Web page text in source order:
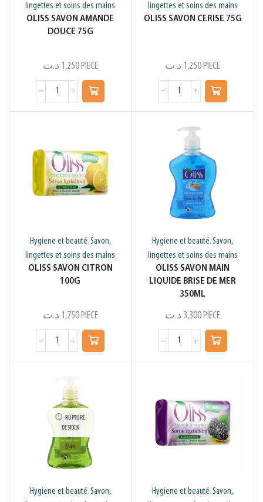
lingettes et soins des mains
OLISS SAVON AMANDE
DOUCE 75G
1,250 د.ت PIECE
lingettes et soins des mains
OLISS SAVON CERISE 75G
1,250 د.ت PIECE
Hygiene et beauté, Savon,
lingettes et soins des mains
OLISS SAVON CITRON
100G
1,750 د.ت PIECE
Hygiene et beauté,Savon,
lingettes et soins des mains
OLISS SAVON MAIN
LIQUIDE BRISE DE MER
350ML
3,300 د.ت PIECE
RUPTURE
DE STOCK
Hygiene et beauté, Savon,
Hygiene et beauté,Savon,